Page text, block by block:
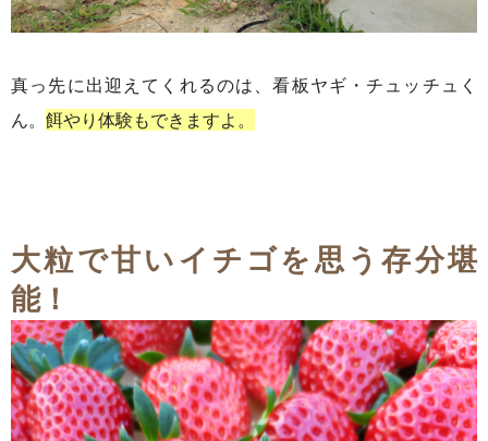
真っ先に出迎えてくれるのは、看板ヤギ・チュッチュく
ん。 餌やり体験もできますよ。
大粒で甘いイチゴを思う存分堪
能！